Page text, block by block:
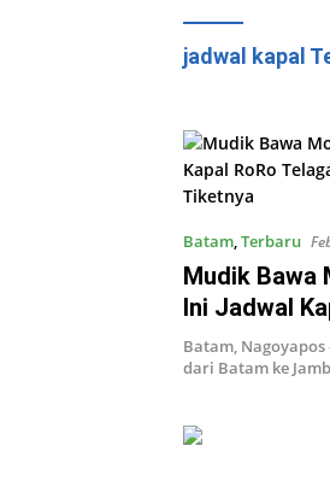
jadwal kapal
Batam,Terbaru
Mudik Bawa
Ini Jadwal
Kuala
Batam,
dari Batam ke